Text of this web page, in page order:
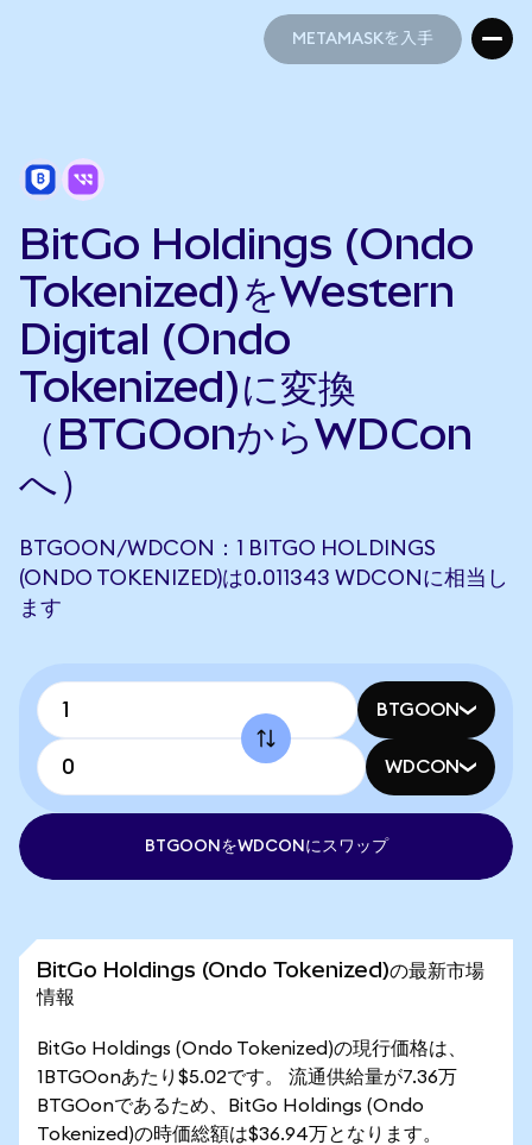
METAMASKを入手
BitGo Holdings (Ondo
Tokenized)をWestern
Digital (Ondo
Tokenized)に変換
（BTGOonからWDCon
へ）
BTGOON/WDCON：1 BITGO HOLDINGS
(ONDO TOKENIZED)は0.011343 WDCONに相当し
ます
BTGOON
WDCON
BTGOONをWDCONにスワップ
BitGo Holdings (Ondo Tokenized)の最新市場
情報
BitGo Holdings (Ondo Tokenized)の現行価格は、
1BTGOonあたり$5.02です。 流通供給量が7.36万
BTGOonであるため、BitGo Holdings (Ondo
Tokenized)の時価総額は$36.94万となります。